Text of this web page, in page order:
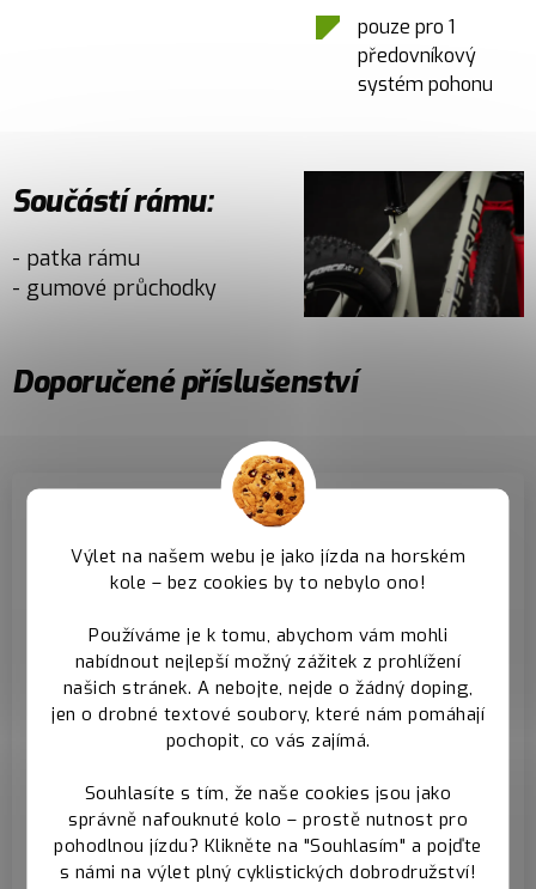
Výlet na našem webu je jako jízda na horském
kole – bez cookies by to nebylo ono!
Používáme je k tomu, abychom vám mohli
nabídnout nejlepší možný zážitek z prohlížení
našich stránek. A nebojte, nejde o žádný doping,
jen o drobné textové soubory, které nám pomáhají
pochopit, co vás zajímá.
Souhlasíte s tím, že naše cookies jsou jako
správně nafouknuté kolo – prostě nutnost pro
pohodlnou jízdu? Klikněte na "Souhlasím" a pojďte
s námi na výlet plný cyklistických dobrodružství!
pouze pro 1
předovníkový
systém pohonu
Součástí rámu:
- patka rámu
- gumové průchodky
Doporučené příslušenství
Zadní pevná osa -
prodává se
samostatně
K rámu doporučujeme
zakoupit zadní pevnou
osu standardu boost
Zadní pevná osa
Hlavové složení -
prodává se
samostatně
K rámu doporučujeme
zakoupit
semiintegrované
složení 44/56